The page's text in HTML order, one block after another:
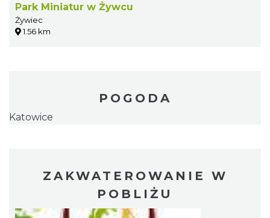
Park Miniatur w Żywcu
Żywiec
1.56 km
POGODA
Katowice
ZAKWATEROWANIE W
POBLIŻU